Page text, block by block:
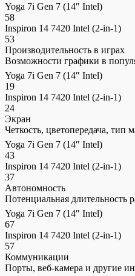
Yoga 7i Gen 7 (14″ Intel)
58
Inspiron 14 7420 Intel (2-in-1)
53
Производительность в играх
Возможности графики в
Yoga 7i Gen 7 (14″ Intel)
19
Inspiron 14 7420 Intel (2-in-1)
24
Экран
Четкость, цветопередача, тип
Yoga 7i Gen 7 (14″ Intel)
43
Inspiron 14 7420 Intel (2-in-1)
37
Автономность
Потенциальная длительность
Yoga 7i Gen 7 (14″ Intel)
67
Inspiron 14 7420 Intel (2-in-1)
57
Коммуникации
Порты, веб-камера и другие